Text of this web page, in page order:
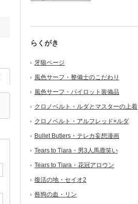
らくがき
牙狼ページ
風色サーフ・整備士のこだわり
風色サーフ・パイロット装備品
クロノベルト・ルダとマスターの上着
クロノベルト・アルフレッド×ルダ
Bullet Butlers・テレカ妄想漫画
Tears to Tiara・男3人馬鹿笑い
Tears to Tiara・花冠アロウン
復活の地・セイオ2
咎狗の血・リン